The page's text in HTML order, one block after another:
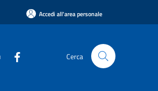
Accedi all'area personale
Cerca